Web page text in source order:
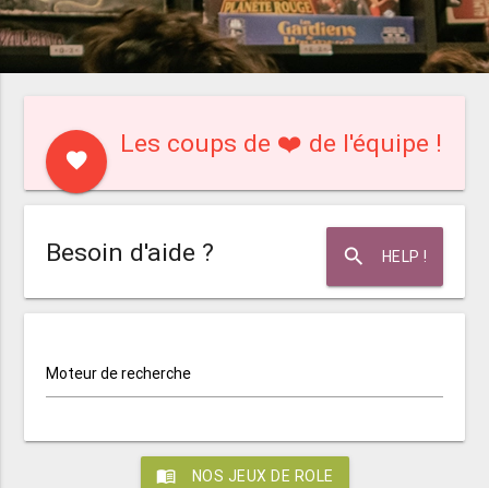
favorite
Les coups de ❤️ de l'équipe !
search HELP !
Besoin d'aide ?
Moteur de recherche
menu_book NOS JEUX DE ROLE